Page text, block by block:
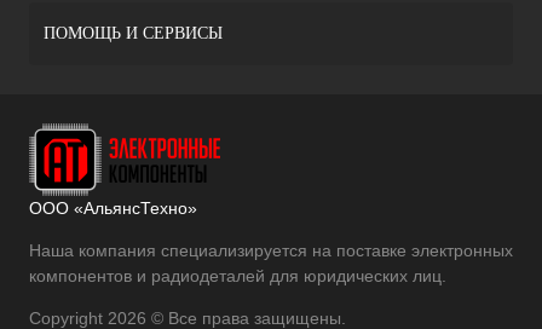
ПОМОЩЬ И СЕРВИСЫ
ООО «АльянсТехно»
Наша компания специализируется на поставке электронных
компонентов и радиодеталей для юридических лиц.
Copyright 2026 © Все права защищены.